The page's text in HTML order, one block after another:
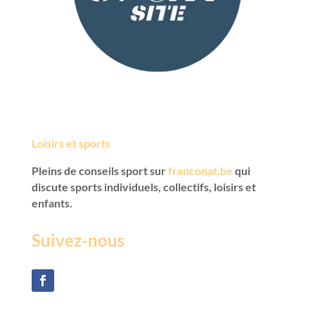
Loisirs et sports
Pleins de conseils sport surfranconat.be qui
discute sports individuels, collectifs, loisirs et
enfants.
Suivez-nous